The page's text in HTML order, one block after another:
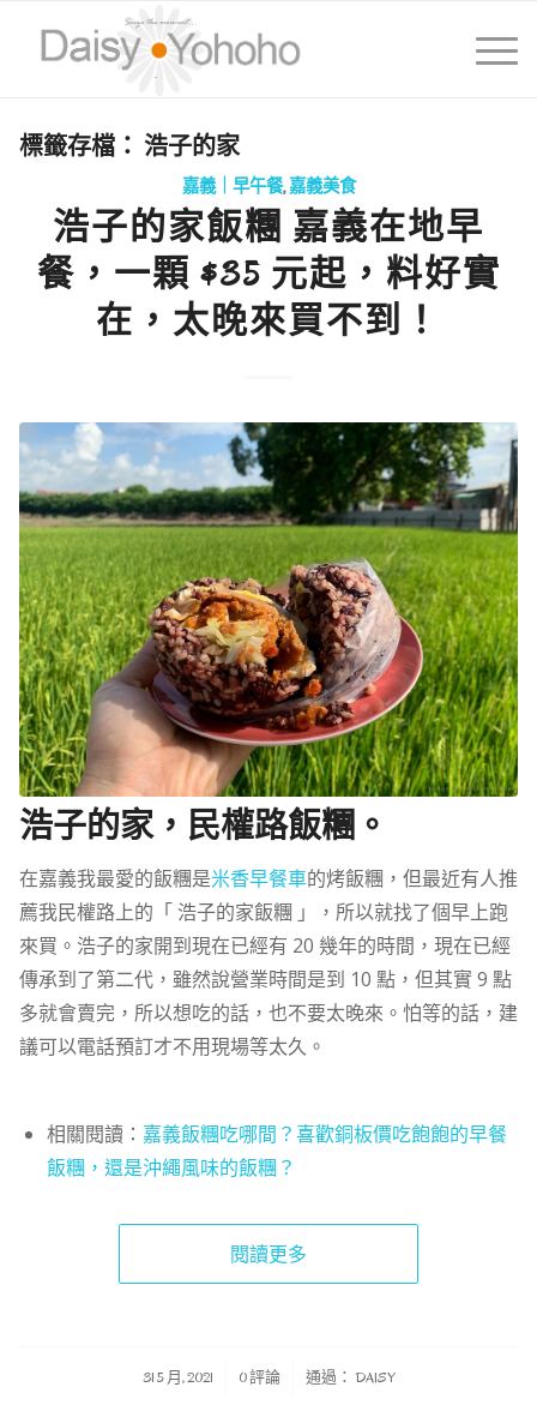
標籤存檔： 浩子的家
嘉義｜早午餐,嘉義美食
浩子的家飯糰 嘉義在地早
餐，一顆 $35 元起，料好實
在，太晚來買不到！
浩子的家，民權路飯糰。
在嘉義我最愛的飯糰是米香早餐車的烤飯糰，但最近有人推
薦我民權路上的「 浩子的家飯糰 」，所以就找了個早上跑
來買。浩子的家開到現在已經有 20 幾年的時間，現在已經
傳承到了第二代，雖然說營業時間是到 10 點，但其實 9 點
多就會賣完，所以想吃的話，也不要太晚來。怕等的話，建
議可以電話預訂才不用現場等太久。
相關閱讀： 嘉義飯糰吃哪間？喜歡銅板價吃飽飽的早餐
飯糰，還是沖繩風味的飯糰？
閱讀更多
31 5 月, 2021
/ 0 評論 通過： DAISY